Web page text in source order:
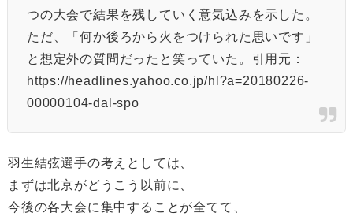
つの大会で結果を残していく意気込みを示した。
ただ、「何か後ろから火をつけられた思いです」
と想定外の質問だったと笑っていた。引用元：
https://headlines.yahoo.co.jp/hl?a=20180226-
00000104-dal-spo
羽生結弦選手の考えとしては、
まずは北京がどうこう以前に、
今後の各大会に集中することが全てて、